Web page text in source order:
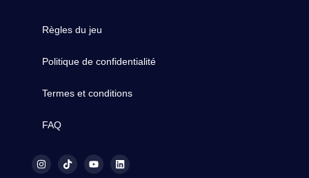
Règles du jeu
Politique de confidentialité
Termes et conditions
FAQ